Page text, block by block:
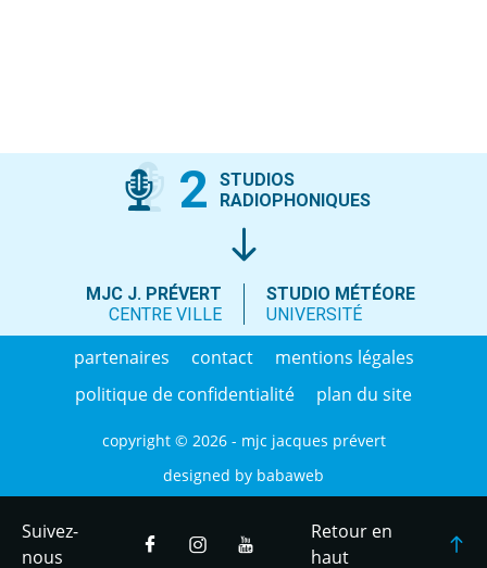
2
STUDIOS
RADIOPHONIQUES
MJC J. PRÉVERT
CENTRE VILLE
STUDIO MÉTÉORE
UNIVERSITÉ
partenaires contact
mentions légales
politique de confidentialité
plan du site
copyright © 2026 - mjc jacques prévert
designed by babaweb
Suivez-
nous
Retour en
haut